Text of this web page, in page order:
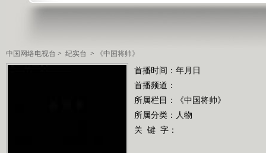
中国网络电视台 > 纪实台 > 《中国将帅》
首播时间：年月日
首播频道：
所属栏目：
《中国将帅》
所属分类：人物
关 键 字：